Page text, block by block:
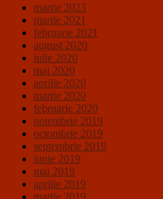
martie 2023
martie 2021
februarie 2021
august 2020
iulie 2020
mai 2020
aprilie 2020
martie 2020
februarie 2020
noiembrie 2019
octombrie 2019
septembrie 2019
iunie 2019
mai 2019
aprilie 2019
martie 2019